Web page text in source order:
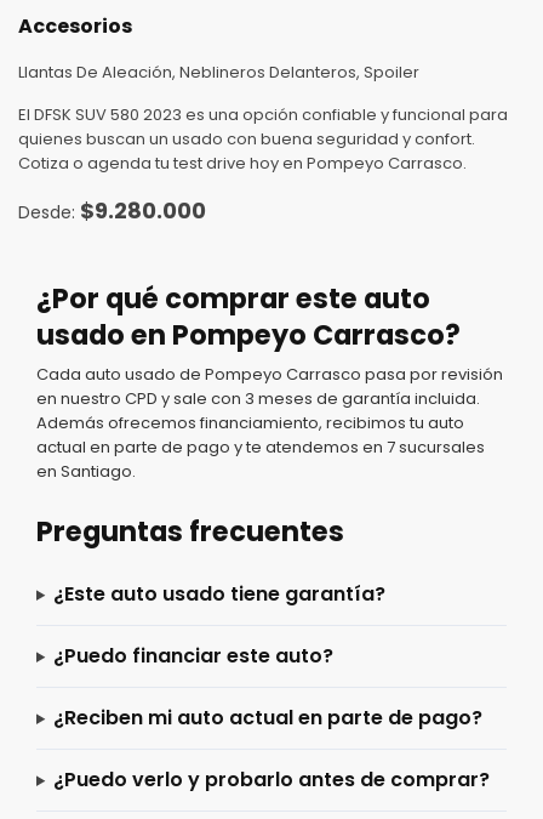
Accesorios
Llantas De Aleación, Neblineros Delanteros, Spoiler
El DFSK SUV 580 2023 es una opción confiable y funcional para
quienes buscan un usado con buena seguridad y confort.
Cotiza o agenda tu test drive hoy en Pompeyo Carrasco.
$9.280.000
¿Por qué comprar este auto
usado en Pompeyo Carrasco?
Cada auto usado de Pompeyo Carrasco pasa por revisión
en nuestro CPD y sale con 3 meses de garantía incluida.
Además ofrecemos financiamiento, recibimos tu auto
actual en parte de pago y te atendemos en 7 sucursales
en Santiago.
Preguntas frecuentes
¿Este auto usado tiene garantía?
¿Puedo financiar este auto?
¿Reciben mi auto actual en parte de pago?
¿Puedo verlo y probarlo antes de comprar?